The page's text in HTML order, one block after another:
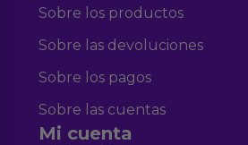
Sobre los productos
Sobre las devoluciones
Sobre los pagos
Sobre las cuentas
Mi cuenta